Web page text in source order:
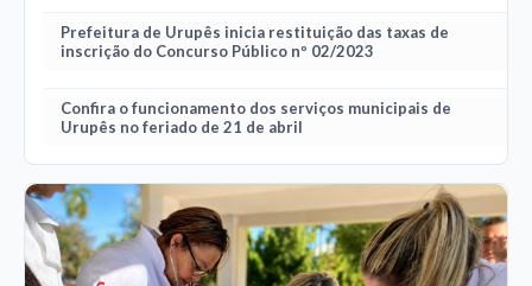
Prefeitura de Urupês inicia restituição das taxas de
inscrição do Concurso Público nº 02/2023
Confira o funcionamento dos serviços municipais de
Urupês no feriado de 21 de abril